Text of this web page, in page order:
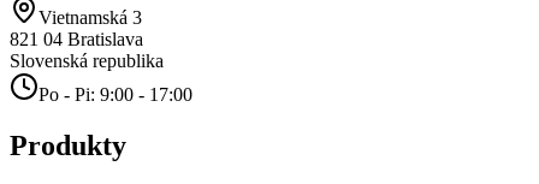
Vietnamská 3
821 04 Bratislava
Slovenská republika
Po - Pi: 9:00 - 17:00
Produkty